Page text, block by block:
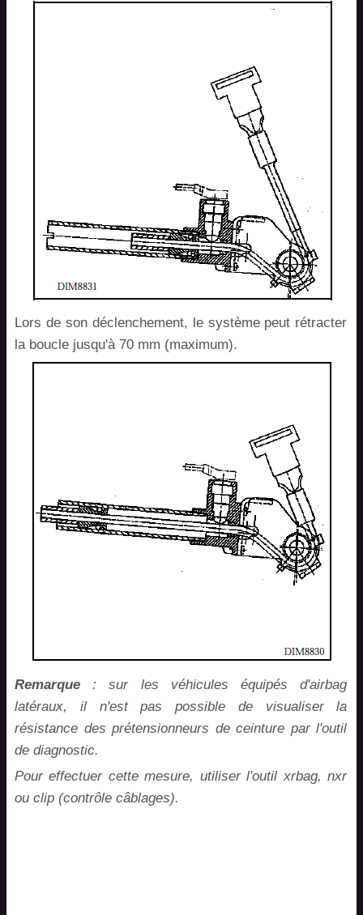
Lors de son déclenchement, le système peut rétracter
la boucle jusqu'à 70 mm (maximum).
Remarque : sur les véhicules équipés d'airbag
latéraux, il n'est pas possible de visualiser la
résistance des prétensionneurs de ceinture par l'outil
de diagnostic.
Pour effectuer cette mesure, utiliser l'outil xrbag, nxr
ou clip (contrôle câblages).